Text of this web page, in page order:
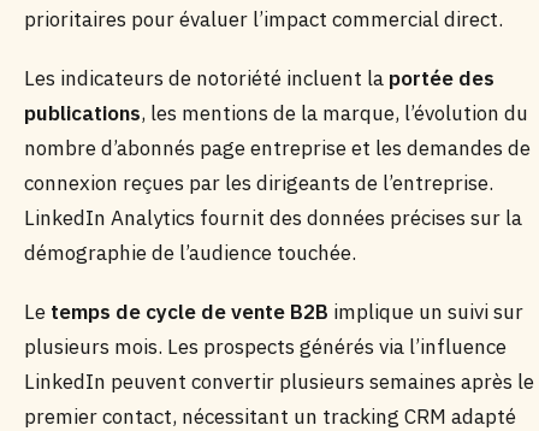
prioritaires pour évaluer l’impact commercial direct.
Les indicateurs de notoriété incluent la portée des
publications, les mentions de la marque, l’évolution du
nombre d’abonnés page entreprise et les demandes de
connexion reçues par les dirigeants de l’entreprise.
LinkedIn Analytics fournit des données précises sur la
démographie de l’audience touchée.
Le temps de cycle de vente B2B implique un suivi sur
plusieurs mois. Les prospects générés via l’influence
LinkedIn peuvent convertir plusieurs semaines après le
premier contact, nécessitant un tracking CRM adapté